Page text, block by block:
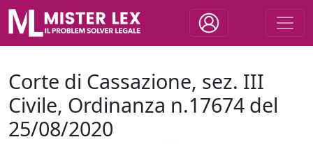
Corte di Cassazione, sez. III
Civile, Ordinanza n.17674 del
25/08/2020